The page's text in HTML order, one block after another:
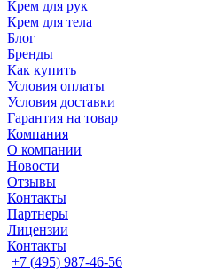
Крем для рук
Крем для тела
Блог
Бренды
Как купить
Условия оплаты
Условия доставки
Гарантия на товар
Компания
О компании
Новости
Отзывы
Контакты
Партнеры
Лицензии
Контакты
+7 (495) 987-46-56